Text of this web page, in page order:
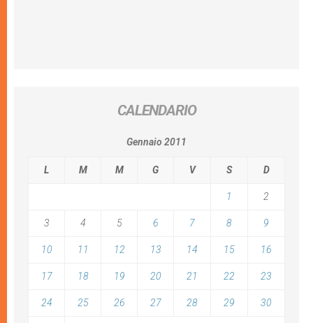
CALENDARIO
Gennaio 2011
L M M G V S D
1 2
3 4 5 6 7 8 9
10 11 12 13 14 15 16
17 18 19 20 21 22 23
24 25 26 27 28 29 30